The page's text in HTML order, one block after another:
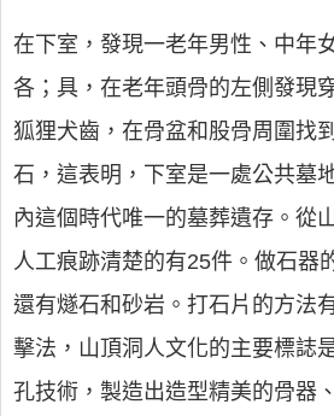
在下室，發現一老年男性、中年
各；具，在老年頭骨的左側發現
狐狸犬齒，在骨盆和股骨周圍找
石，這表明，下室是一處公共墓
內這個時代唯一的墓葬遺存。從
人工痕跡清楚的有25件。做石器
還有燧石和砂岩。打石片的方法
擊法，山頂洞人文化的主要標誌
孔技術，製造出造型精美的骨器